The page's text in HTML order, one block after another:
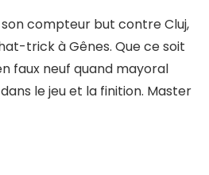
compteur but contre Cluj,
trick à Gênes. Que ce soit
faux neuf quand mayoral
le jeu et la finition. Master